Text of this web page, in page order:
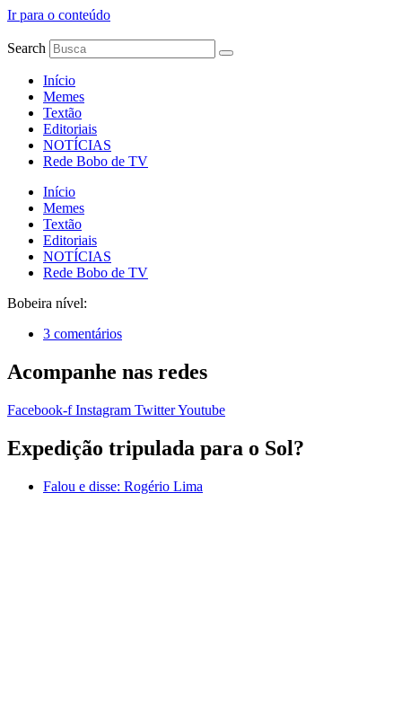
Ir para o conteúdo
Search
Início
Memes
Textão
Editoriais
NOTÍCIAS
Rede Bobo de TV
Início
Memes
Textão
Editoriais
NOTÍCIAS
Rede Bobo de TV
Bobeira nível:
3 comentários
Acompanhe nas redes
Facebook-f Instagram TwitterYoutube
Expedição tripulada para o Sol?
Falou e disse: Rogério Lima